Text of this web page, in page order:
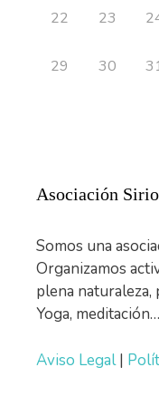
22 23
29 30
Asociación Sirio
Somos una
Organizamos
plena
Yoga, meditación…
Aviso Legal|